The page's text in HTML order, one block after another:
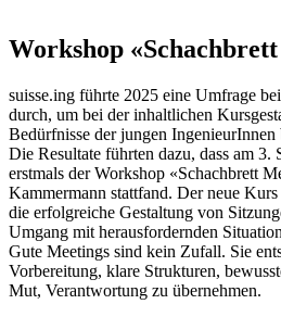
Workshop
suisse.ing führte 2025 eine Umfrage
durch, um bei der inhaltlichen
Bedürfnisse der jungen
Die Resultate führten dazu, dass am 3.
erstmals der Workshop «Schachbrett
Kammermann stattfand. Der neue
die erfolgreiche Gestaltung von
Umgang mit herausfordernden
Gute Meetings sind kein Zufall. Sie
Vorbereitung, klare Strukturen,
Mut, Verantwortung zu übernehmen.